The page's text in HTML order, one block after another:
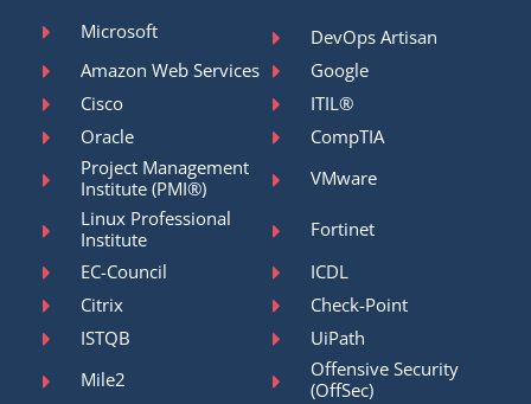
Microsoft
DevOps Artisan
Amazon Web Services
Google
Cisco
ITIL®
Oracle
CompTIA
Project Management
Institute (PMI®)
VMware
Linux Professional
Institute
Fortinet
EC-Council
ICDL
Citrix
Check-Point
ISTQB
UiPath
Mile2
Offensive Security
(OffSec)